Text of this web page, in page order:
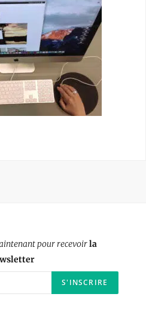
pour recevoirla